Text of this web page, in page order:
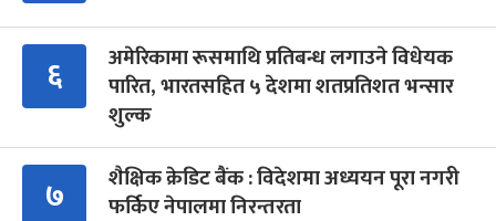
६
अमेरिकामा रूसमाथि प्रतिबन्ध लगाउने विधेयक
पारित, भारतसहित ५ देशमा शतप्रतिशत भन्सार
शुल्क
७
शैक्षिक क्रेडिट बैंक : विदेशमा अध्ययन पूरा नगरी
फर्किए नेपालमा निरन्तरता